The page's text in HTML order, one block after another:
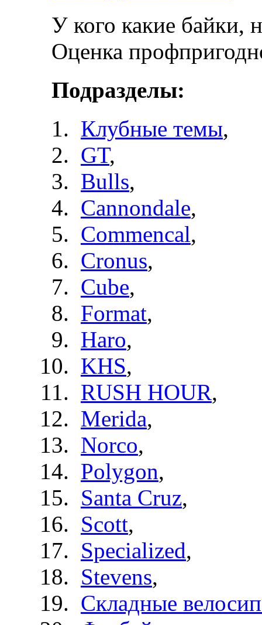
У кого какие байки,
Оценка
Подразделы:
Клубные темы,
GT,
Bulls,
Cannondale,
Commencal,
Cronus,
Cube,
Format,
Haro,
KHS,
RUSH HOUR,
Merida,
Norco,
Polygon,
Santa Cruz,
Scott,
Specialized,
Stevens,
Складные